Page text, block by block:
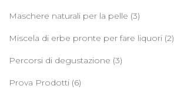
Maschere naturali per la pelle (3)
Miscela di erbe pronte per fare liquori (2)
Percorsi di degustazione (3)
Prova Prodotti (6)